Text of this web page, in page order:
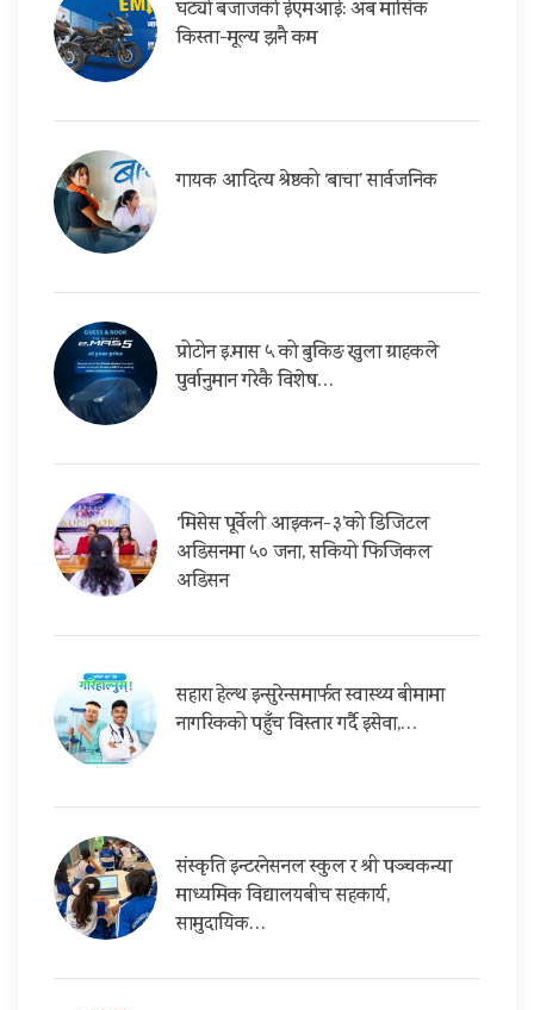
घट्यो बजाजको ईएमआई: अब मासिक
किस्ता-मूल्य झनै कम
गायक आदित्य श्रेष्ठको ‘बाचा’ सार्वजनिक
प्रोटोन इ.मास ५ को बुकिङ खुला ग्राहकले
पुर्वानुमान गरेकै विशेष…
‘मिसेस पूर्वेली आइकन-३’को डिजिटल
अडिसनमा ५० जना, सकियो फिजिकल
अडिसन
सहारा हेल्थ इन्सुरेन्समार्फत स्वास्थ्य बीमामा
नागरिकको पहुँच विस्तार गर्दै इसेवा,…
संस्कृति इन्टरनेसनल स्कुल र श्री पञ्चकन्या
माध्यमिक विद्यालयबीच सहकार्य,
सामुदायिक…